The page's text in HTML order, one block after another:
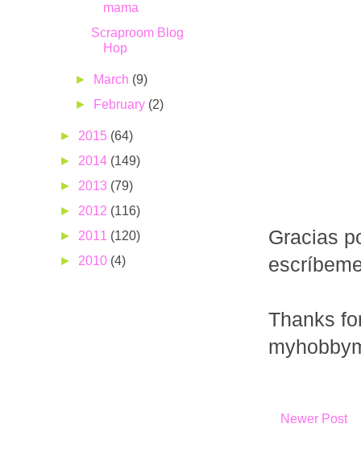
Gracias
Thanks
Newer Post
mama
Scraproom Blog
Hop
► March (9)
►
February (2)
► 2015 (64)
► 2014 (149)
► 2013 (79)
► 2012 (116)
► 2011 (120)
► 2010 (4)